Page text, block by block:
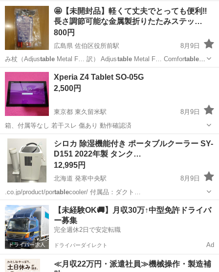
🤩【未開封品】軽くて丈夫でとっても便利‼️
長さ調節可能な金属製折りたたみステッ…
800円
広島県 佐伯区役所前駅
8月9日
み杖（AdjustableMetal F… 訳） Adjustable Metal F… ​Comfortable
contour…
広島 広島市 佐伯区役所前駅 その他
Xperia Z4 Tablet SO-05G
2,500円
東京都 東久留米駅
8月9日
箱、付属等なし 若干スレ 傷あり 動作確認済
東京 東久留米市 東久留米駅 電話、ＦＡＸ
シロカ 除湿機能付き ポータブルクーラー SY-
D151 2022年製 タンク…
12,995円
北海道 発寒中央駅
8月9日
.co.jp/product/portable cooler/ 付属品：ダクト…
北海道 札幌市 発寒中央駅 季節、空調家電
【未経験OK🚚】月収30万↑中型免許ドライバ
ー募集
完全週休2日で安定転職
ドライバーダイレクト Ad
≪月収22万円・派遣社員≫機械操作・製造補